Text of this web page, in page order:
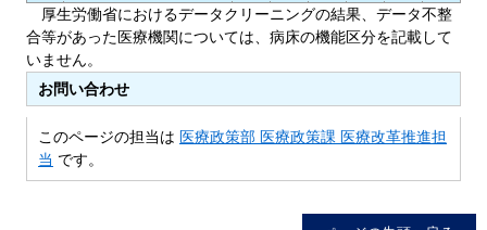
厚生労働省におけるデータクリーニングの結果、データ不整
合等があった医療機関については、病床の機能区分を記載して
いません。
お問い合わせ
このページの担当は 医療政策部 医療政策課 医療改革推進担
当 です。